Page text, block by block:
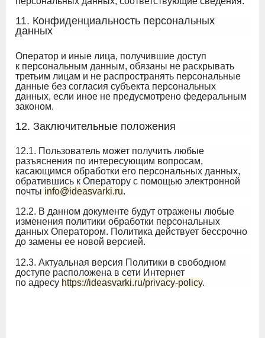
11. Конфиденциальность персональных
данных
Оператор и иные лица, получившие доступ
к персональным данным, обязаны не раскрывать
третьим лицам и не распространять персональные
данные без согласия субъекта персональных
данных, если иное не предусмотрено федеральным
законом.
12. Заключительные положения
12.1. Пользователь может получить любые
разъяснения по интересующим вопросам,
касающимся обработки его персональных данных,
обратившись к Оператору с помощью электронной
почты info@ideasvarki.ru.
12.2. В данном документе будут отражены любые
изменения политики обработки персональных
данных Оператором. Политика действует бессрочно
до замены ее новой версией.
12.3. Актуальная версия Политики в свободном
доступе расположена в сети Интернет
по адресу https://ideasvarki.ru/privacy-policy.